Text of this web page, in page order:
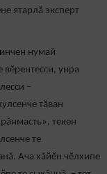
ятарлӑ эксперт
нумай
вӗрентесси, унра
–
тӑван
текен
те
Ача хăйӗн чӗлхипе